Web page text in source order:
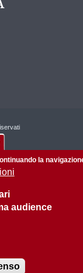
la
audience